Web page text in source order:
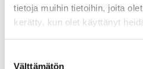
tietoja muihin tietoihin, joita
kerätty, kun olet käyttänyt
Välttämätön